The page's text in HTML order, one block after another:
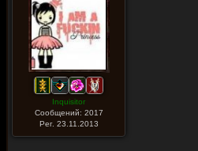
Inquisitor
Сообщений: 2017
Рег. 23.11.2013